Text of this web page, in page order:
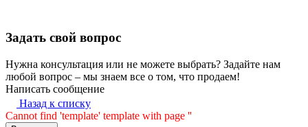
Задать свой вопрос
Нужна консультация или не можете выбрать? Задайте нам
любой вопрос – мы знаем все о том, что продаем!
Написать сообщение
Назад к списку
Cannot find 'template' template with page ''